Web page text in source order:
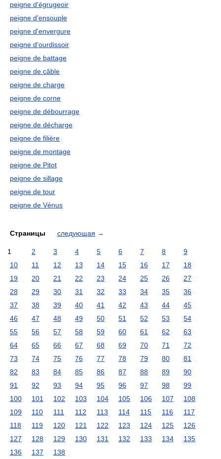
peigne d'égrugeoir
peigne d'ensouple
peigne d'envergure
peigne d'ourdissoir
peigne de battage
peigne de câble
peigne de charge
peigne de corne
peigne de débourrage
peigne de décharge
peigne de filière
peigne de montage
peigne de Pitot
peigne de sillage
peigne de tour
peigne de Vénus
Страницы следующая →
1 2 3 4 5 6 7 8
9
10
11 12 13 14 15 16 17
18
19
20 21 22 23 24 25 26
27
28
29 30 31 32 33 34 35
36
37
38 39 40 41 42 43 44
45
46
47 48 49 50 51 52 53
54
55
56 57 58 59 60 61 62
63
64
65 66 67 68 69 70 71
72
73
74 75 76 77 78 79 80
81
82
83 84 85 86 87 88 89
90
91
92 93 94 95 96 97 98
99
100
101 102 103 104 105 106 107
108
109
110 111 112 113 114 115 116
117
118
119 120 121 122 123 124 125
126
127
128 129 130 131 132 133 134
135
136
137 138